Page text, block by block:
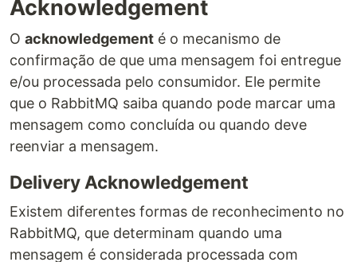
Acknowledgement
O acknowledgement é o mecanismo de
confirmação de que uma mensagem foi entregue
e/ou processada pelo consumidor. Ele permite
que o RabbitMQ saiba quando pode marcar uma
mensagem como concluída ou quando deve
reenviar a mensagem.
Delivery Acknowledgement
Existem diferentes formas de reconhecimento no
RabbitMQ, que determinam quando uma
mensagem é considerada processada com